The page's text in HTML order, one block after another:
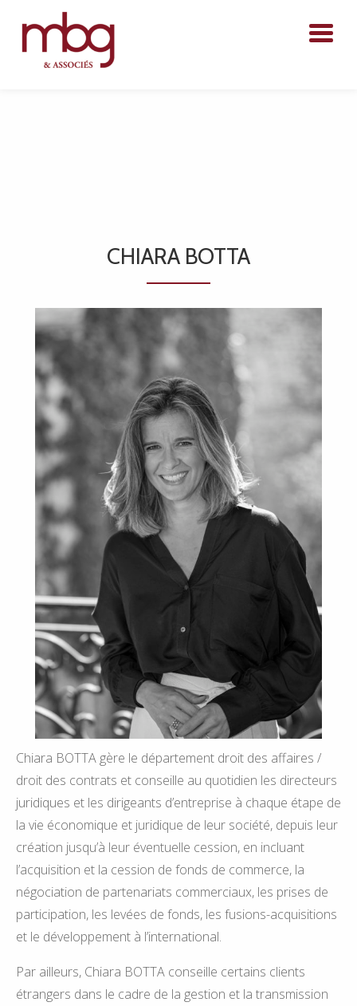
DOMAINES D’ACTIVITÉ
CHIARA BOTTA
Chiara BOTTA gère le département droit des affaires /
droit des contrats et conseille au quotidien les directeurs
juridiques et les dirigeants d’entreprise à chaque étape de
la vie économique et juridique de leur société, depuis leur
création jusqu’à leur éventuelle cession, en incluant
l’acquisition et la cession de fonds de commerce, la
négociation de partenariats commerciaux, les prises de
participation, les levées de fonds, les fusions-acquisitions
et le développement à l’international.
Par ailleurs, Chiara BOTTA conseille certains clients
étrangers dans le cadre de la gestion et la transmission